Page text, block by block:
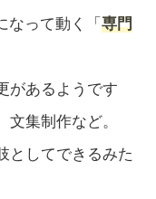
なって動く「 専門
があるようです
集制作など。
としてできるみた